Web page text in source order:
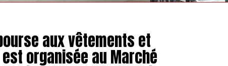
aux vêtements et
organisée au Marché